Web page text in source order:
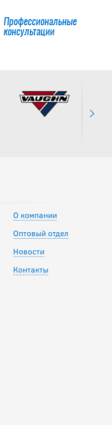
Профессиональные
консультации
О компании
Оптовый отдел
Новости
Контакты